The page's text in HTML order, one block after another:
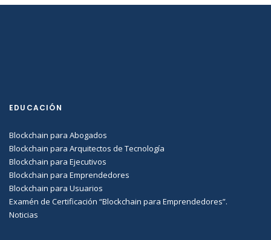
EDUCACIÓN
Blockchain para Abogados
Blockchain para Arquitectos de Tecnología
Blockchain para Ejecutivos
Blockchain para Emprendedores
Blockchain para Usuarios
Examén de Certificación “Blockchain para Emprendedores”.
Noticias